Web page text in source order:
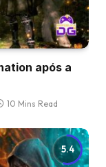
após a
10 Mins Read
5.4